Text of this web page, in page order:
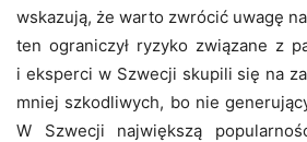
wskazują, że warto zwrócić uwagę
ten ograniczył ryzyko związane z
i eksperci w Szwecji skupili się na
mniej szkodliwych, bo nie
W Szwecji największą